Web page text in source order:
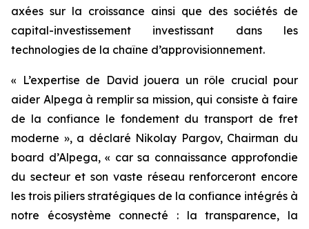
axées sur la croissance ainsi que des sociétés de
capital-investissement investissant dans les
technologies de la chaîne d’approvisionnement.
« L’expertise de David jouera un rôle crucial pour
aider Alpega à remplir sa mission, qui consiste à faire
de la confiance le fondement du transport de fret
moderne », a déclaré Nikolay Pargov, Chairman du
board d’Alpega, « car sa connaissance approfondie
du secteur et son vaste réseau renforceront encore
les trois piliers stratégiques de la confiance intégrés à
notre écosystème connecté : la transparence, la